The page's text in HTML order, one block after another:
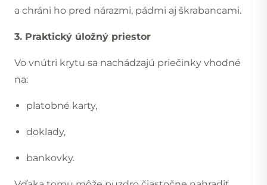
a chráni ho pred nárazmi, pádmi aj škrabancami.
3. Praktický úložný priestor
Vo vnútri krytu sa nachádzajú priečinky vhodné
na:
platobné karty,
doklady,
bankovky.